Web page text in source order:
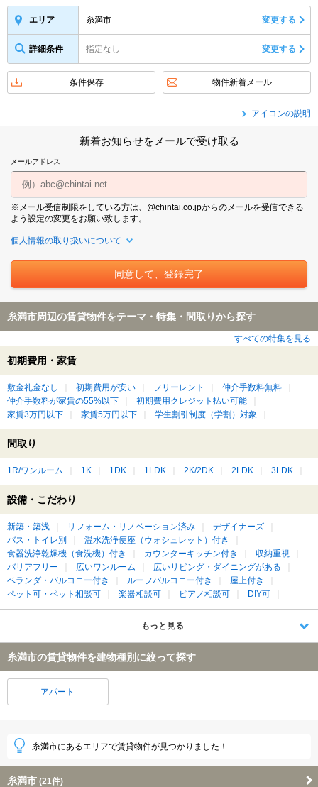
エリア 糸満市 変更する
詳細条件 指定なし 変更する
条件保存 物件新着メール
アイコンの説明
新着お知らせをメールで受け取る
メールアドレス
※メール受信制限をしている方は、@chintai.co.jpからのメールを受信できる
よう設定の変更をお願い致します。
個人情報の取り扱いについて
糸満市周辺の賃貸物件をテーマ・特集・間取りから探す
すべての特集を見る
初期費用・家賃
敷金礼金なし 初期費用が安い フリーレント
仲介手数料無料
仲介手数料が家賃の55%以下
初期費用クレジット払い可能
家賃3万円以下
家賃5万円以下 学生割引制度（学割）対象
間取り
1R/ワンルーム 1K 1DK 1LDK 2K/2DK 2LDK 3LDK
設備・こだわり
新築・築浅 リフォーム・リノベーション済み
デザイナーズ
バス・トイレ別
温水洗浄便座（ウォシュレット）付き
食器洗浄乾燥機（食洗機）付き
カウンターキッチン付き
収納重視
バリアフリー
広いワンルーム
広いリビング・ダイニングがある
ベランダ・バルコニー付き
ルーフバルコニー付き
屋上付き
ペット可・ペット相談可
楽器相談可 ピアノ相談可 DIY可
もっと見る
糸満市の賃貸物件を建物種別に絞って探す
アパート
糸満市にあるエリアで賃貸物件が見つかりました！
糸満市 (21件)